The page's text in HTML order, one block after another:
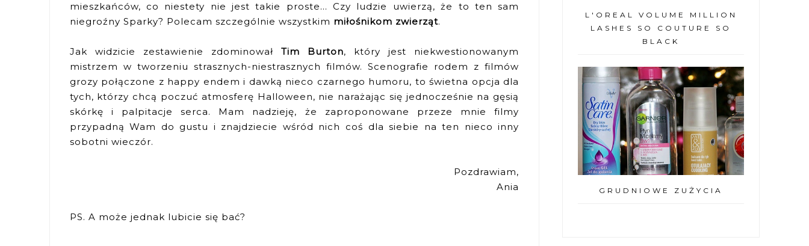
mieszkańców, co niestety nie jest takie proste... Czy ludzie uwierzą, że to ten sam
niegroźny Sparky? Polecam szczególnie wszystkim miłośnikom zwierząt.
Jak widzicie zestawienie zdominował Tim Burton, który jest niekwestionowanym
mistrzem w tworzeniu strasznych-niestrasznych filmów. Scenografie rodem z filmów
grozy połączone z happy endem i dawką nieco czarnego humoru, to świetna opcja dla
tych, którzy chcą poczuć atmosferę Halloween, nie narażając się jednocześnie na gęsią
skórkę i palpitacje serca. Mam nadzieję, że zaproponowane przeze mnie filmy
przypadną Wam do gustu i znajdziecie wśród nich coś dla siebie na ten nieco inny
sobotni wieczór.
Pozdrawiam,
Ania
PS. A może jednak lubicie się bać?
L'OREAL VOLUME MILLION
LASHES SO COUTURE SO
BLACK
GRUDNIOWE ZUŻYCIA